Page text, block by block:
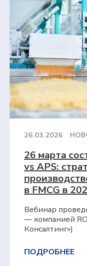
26.03.2026
26 марта
vs APS:
в FMCG в
Вебинар
— компанией
Консалтинг»)
ПОДРОБНЕЕ